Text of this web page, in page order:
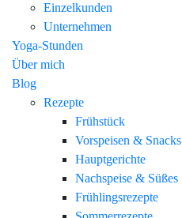
Einzelkunden
Unternehmen
Yoga-Stunden
Über mich
Blog
Rezepte
Frühstück
Vorspeisen & Snacks
Hauptgerichte
Nachspeise & Süßes
Frühlingsrezepte